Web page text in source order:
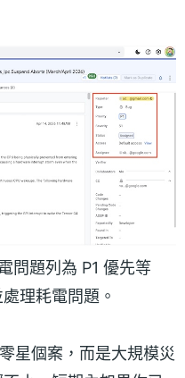
問題列為 P1 優先等
理耗電問題。
星個案，而是大規模災